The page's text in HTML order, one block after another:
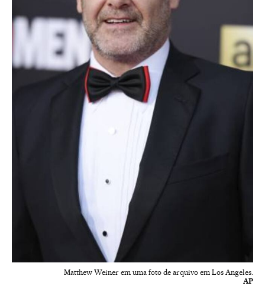
Matthew Weiner em uma foto de arquivo em Los Angeles.
AP